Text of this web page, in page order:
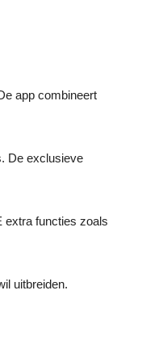
app combineert
De exclusieve
extra functies zoals
uitbreiden.